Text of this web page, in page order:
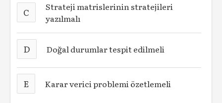
C
Strateji matrislerinin stratejileri
yazılmalı
D Doğal durumlar tespit edilmeli
E Karar verici problemi özetlemeli